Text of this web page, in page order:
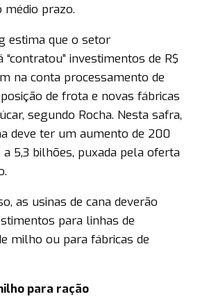
médio prazo.
estima que o setor
investimentos de R$
na conta processamento de
de frota e novas fábricas
segundo Rocha. Nesta safra,
deve ter um aumento de 200
5,3 bilhões, puxada pela oferta
as usinas de cana deverão
para linhas de
milho ou para fábricas de
para ração